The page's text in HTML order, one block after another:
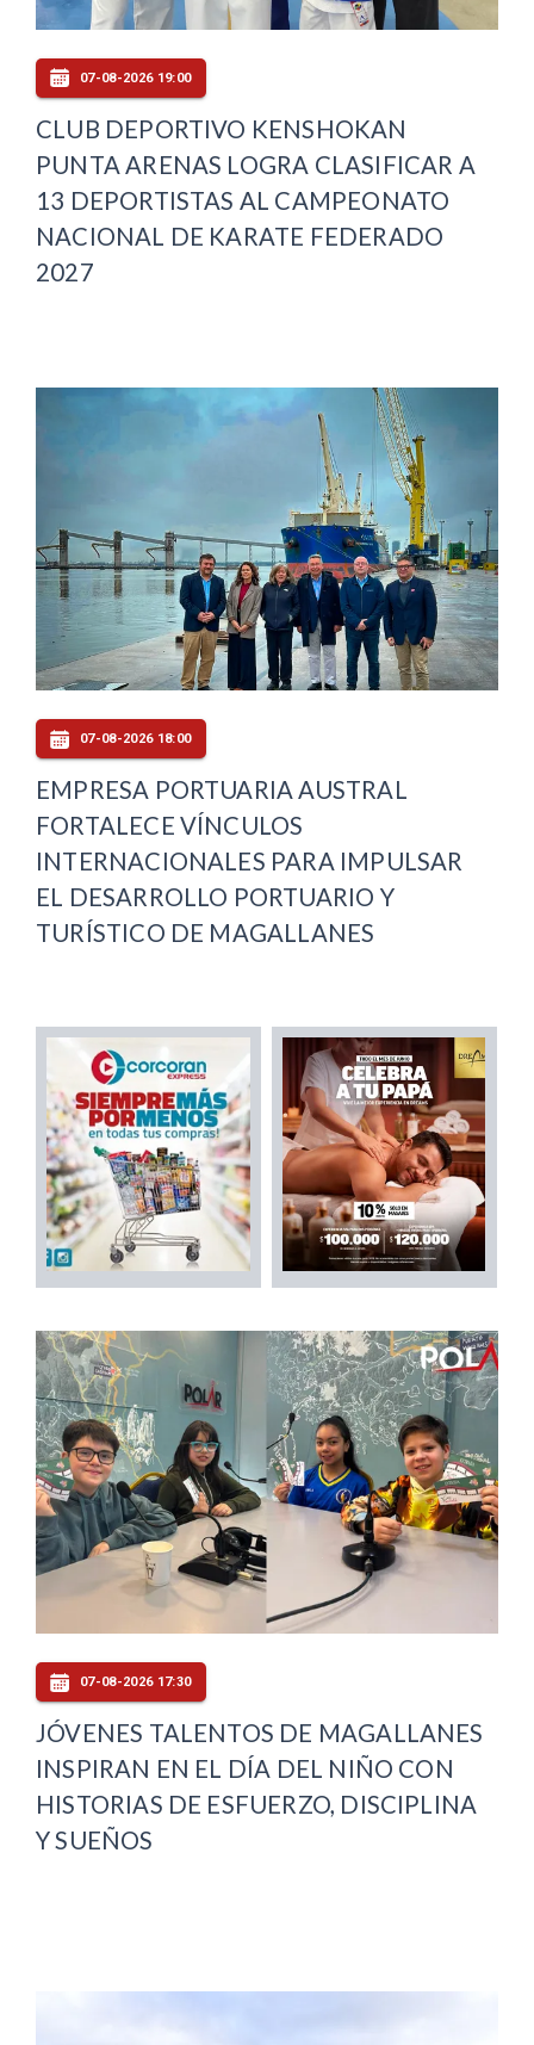
07-08-2026 19:00
CLUB DEPORTIVO KENSHOKAN
PUNTA ARENAS LOGRA CLASIFICAR A
13 DEPORTISTAS AL CAMPEONATO
NACIONAL DE KARATE FEDERADO
2027
07-08-2026 18:00
EMPRESA PORTUARIA AUSTRAL
FORTALECE VÍNCULOS
INTERNACIONALES PARA IMPULSAR
EL DESARROLLO PORTUARIO Y
TURÍSTICO DE MAGALLANES
07-08-2026 17:30
JÓVENES TALENTOS DE MAGALLANES
INSPIRAN EN EL DÍA DEL NIÑO CON
HISTORIAS DE ESFUERZO, DISCIPLINA
Y SUEÑOS